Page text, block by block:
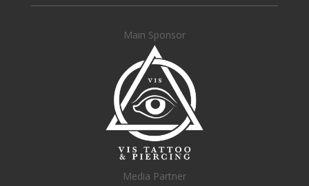
Main Sponsor
Media Partner